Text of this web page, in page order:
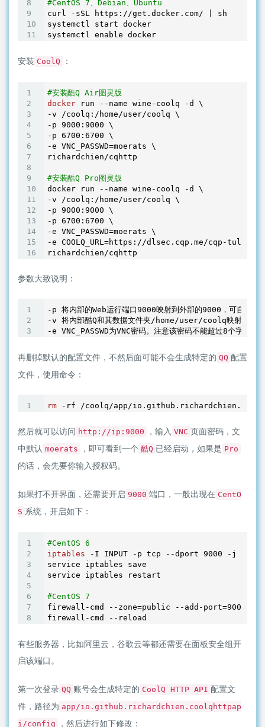
#CentOS 7、Debian、Ubuntu
curl -sSL https://get.docker.com/ | sh
systemctl start docker
安装 CoolQ ：
#安装酷Q Air图灵版
docker run --name wine-coolq -d \
-v /coolq:/home/user/coolq \
-p 9000 : 9000 \
-p 6700 : 6700 \
-e VNC_PASSWD=moerats \
richardchien/cqhttp
#安装酷Q Pro图灵版
docker run --name wine-coolq -d \
-v /coolq:/home/user/coolq \
-p 9000 : 9000 \
-p 6700 : 6700 \
-e VNC_PASSWD=moerats \
-e COOLQ_URL=https://dlsec.cqp.me/cqp-tuling \
参数大致说明：
-p 将内部的Web运行端口9000映射到外部的9000，可自行修
-v 将内部酷Q和其数据文件夹/home/user/coolq映射到外
-e VNC_PASSWD为VNC密码。注意该密码不能超过8个字符，
再删掉默认的配置文件，不然后面可能不会生成特定的 QQ 配置
文件，使用命令：
rm
然后就可以访问 http://ip:9000 ，输入 VNC 页面密码，文
中默认 moerats ，即可看到一个 酷Q 已经启动，如果是 Pro
的话，会先要你输入授权码。
如果打不开界面，还需要开启 9000 端口，一般出现在 CentO
S 系统，开启如下：
#CentOS 6
iptables -I INPUT -p tcp --dport 9000 -j
service iptables save
service iptables restart
#CentOS 7
firewall-cmd --zone=public --add-port=9000
firewall-cmd --reload
有些服务器，比如阿里云，谷歌云等都还需要在面板安全组开
启该端口。
第一次登录 QQ 账号会生成特定的 CoolQ HTTP API 配置文
件，路径为 app/io.github.richardchien.coolqhttpap
i/config
，然后进行如下修改：